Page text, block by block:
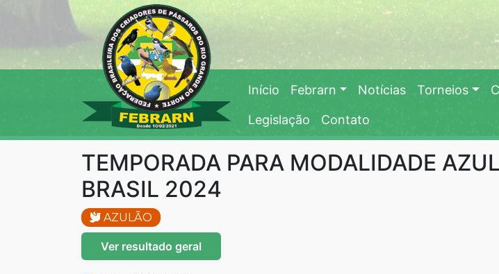
Início Febrarn Notícias Torneios
Legislação Contato
TEMPORADA PARA MODALIDADE
BRASIL 2024
AZULÃO
Ver resultado geral